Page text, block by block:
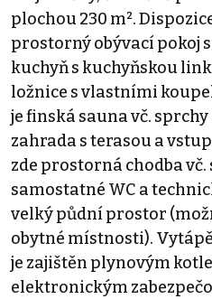
plochou 230 m².
prostorný obývací pokoj
kuchyň s kuchyňskou
ložnice s vlastními
je finská sauna vč.
zahrada s terasou a
zde prostorná chodba vč.
samostatné WC a
velký půdní prostor
obytné místnosti).
je zajištěn plynovým
elektronickým